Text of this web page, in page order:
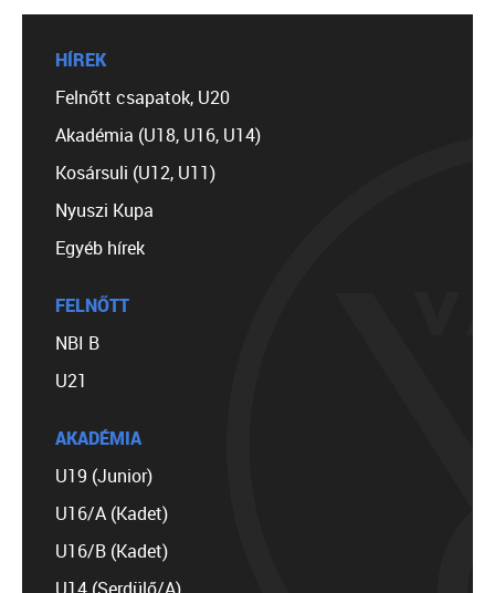
HÍREK
Felnőtt csapatok, U20
Akadémia (U18, U16, U14)
Kosársuli (U12, U11)
Nyuszi Kupa
Egyéb hírek
FELNŐTT
NBI B
U21
AKADÉMIA
U19 (Junior)
U16/A (Kadet)
U16/B (Kadet)